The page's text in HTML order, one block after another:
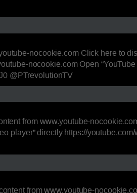
nocookie.com Click here to
nocookie.com Open “YouTube
@PTrevolutionTV
from www.youtube-
player” directly https://
from www.youtube-